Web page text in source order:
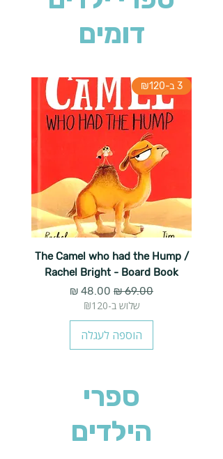
דומים
3 ב-₪120
The Camel who had the Hump /
Rachel Bright - Board Book
מחיר רגיל מחיר מבצע
שלוש ב-₪120
הוספה לעגלה
ספרי
הילדים